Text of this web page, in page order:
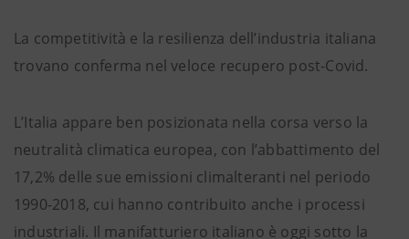
La competitività e la resilienza dell’industria italiana
trovano conferma nel veloce recupero post-Covid.
L’Italia appare ben posizionata nella corsa verso la
neutralità climatica europea, con l’abbattimento del
17,2% delle sue emissioni climalteranti nel periodo
1990-2018, cui hanno contribuito anche i processi
industriali. Il manifatturiero italiano è oggi sotto la